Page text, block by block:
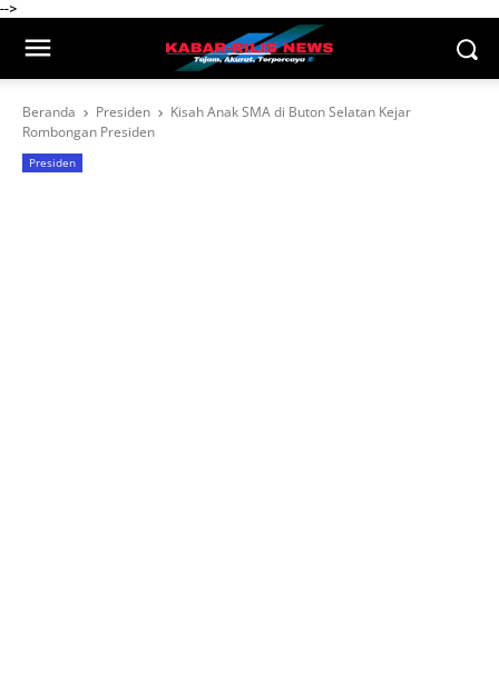
-->
Beranda Presiden
Kisah Anak SMA di Buton Selatan Kejar
Rombongan Presiden
Presiden